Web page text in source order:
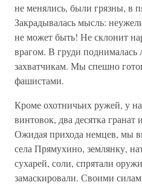
не менялись, были грязны, в
Закрадывалась мысль:
не может быть! Не склонит
врагом. В груди поднималась
захватчикам. Мы спешно
фашистами.
Кроме охотничьих ружей, у
винтовок, два десятка гранат
Ожидая прихода немцев, мы
села Прямухино, землянку,
сухарей, соли, спрятали
замаскировали. Своими